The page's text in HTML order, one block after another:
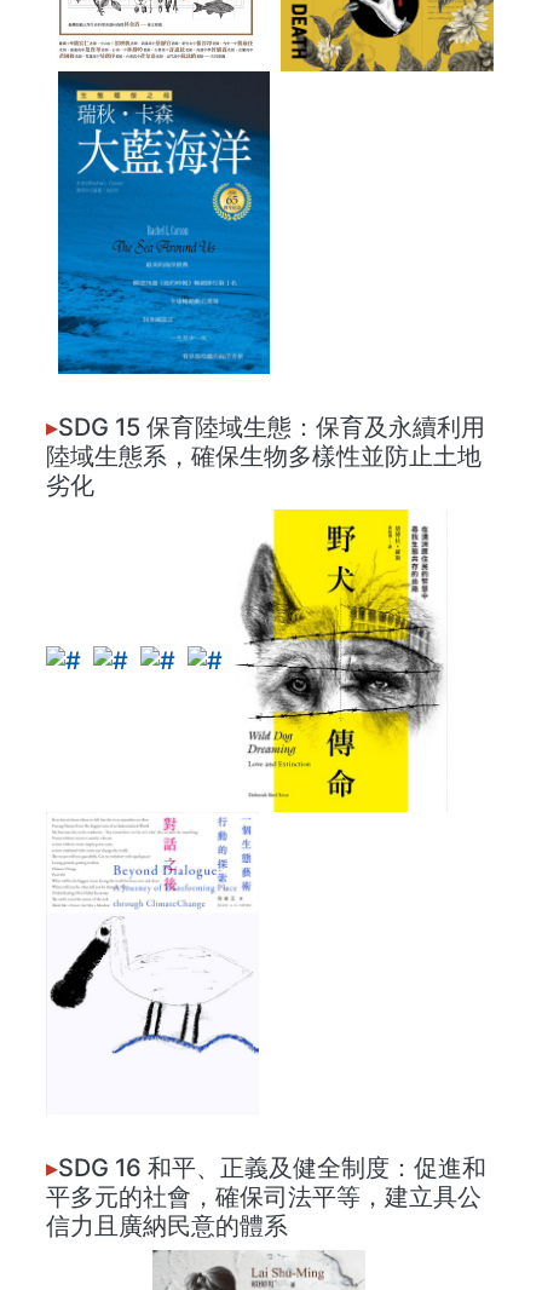
▸SDG 15 保育陸域生態：保育及永續利用
陸域生態系，確保生物多樣性並防止土地
劣化
▸SDG 16 和平、正義及健全制度：促進和
平多元的社會，確保司法平等，建立具公
信力且廣納民意的體系